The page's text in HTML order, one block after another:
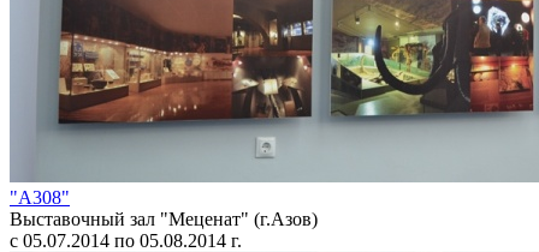
"А308"
Выставочный зал "Меценат" (г.Азов)
с 05.07.2014 по 05.08.2014 г.